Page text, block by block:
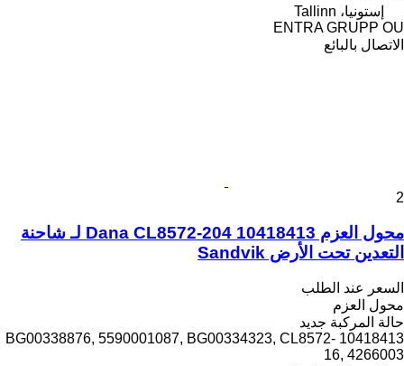
إستونيا، Tallinn
ENTRA GRUPP OU
الاتصال بالبائع
2
محول العزم Dana CL8572-204 10418413 لـ شاحنة
التعدين تحت الأرض Sandvik
السعر عند الطلب
محول العزم
حالة المركبة جديد
10418413 BG00338876, 5590001087, BG00334323, CL8572-
16, 4266003